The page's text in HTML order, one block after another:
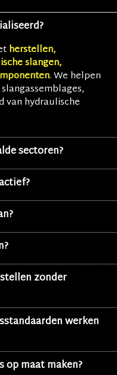
herstellen,
slangen,
. We helpen
van hydraulische
sectoren?
zonder
werken
op maat maken?